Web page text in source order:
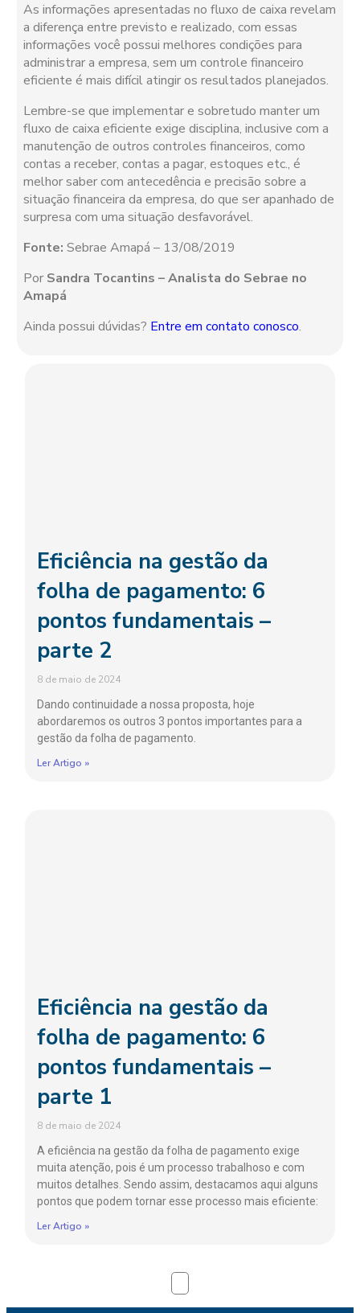
As informações apresentadas no fluxo de caixa revelam
a diferença entre previsto e realizado, com essas
informações você possui melhores condições para
administrar a empresa, sem um controle financeiro
eficiente é mais difícil atingir os resultados planejados.
Lembre-se que implementar e sobretudo manter um
fluxo de caixa eficiente exige disciplina, inclusive com a
manutenção de outros controles financeiros, como
contas a receber, contas a pagar, estoques etc., é
melhor saber com antecedência e precisão sobre a
situação financeira da empresa, do que ser apanhado de
surpresa com uma situação desfavorável.
Fonte: Sebrae Amapá – 13/08/2019
Por Sandra Tocantins – Analista do Sebrae no
Amapá
Ainda possui dúvidas? Entre em contato conosco.
Eficiência na gestão da
folha de pagamento: 6
pontos fundamentais –
parte 2
8 de maio de 2024
Dando continuidade a nossa proposta, hoje
abordaremos os outros 3 pontos importantes para a
gestão da folha de pagamento.
Ler Artigo »
Eficiência na gestão da
folha de pagamento: 6
pontos fundamentais –
parte 1
8 de maio de 2024
A eficiência na gestão da folha de pagamento exige
muita atenção, pois é um processo trabalhoso e com
muitos detalhes. Sendo assim, destacamos aqui alguns
pontos que podem tornar esse processo mais eficiente:
Ler Artigo »